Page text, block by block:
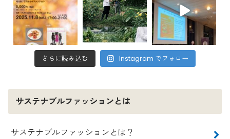
さらに読み込む Instagram でフォロー
サステナブルファッションとは
サステナブルファッションとは？